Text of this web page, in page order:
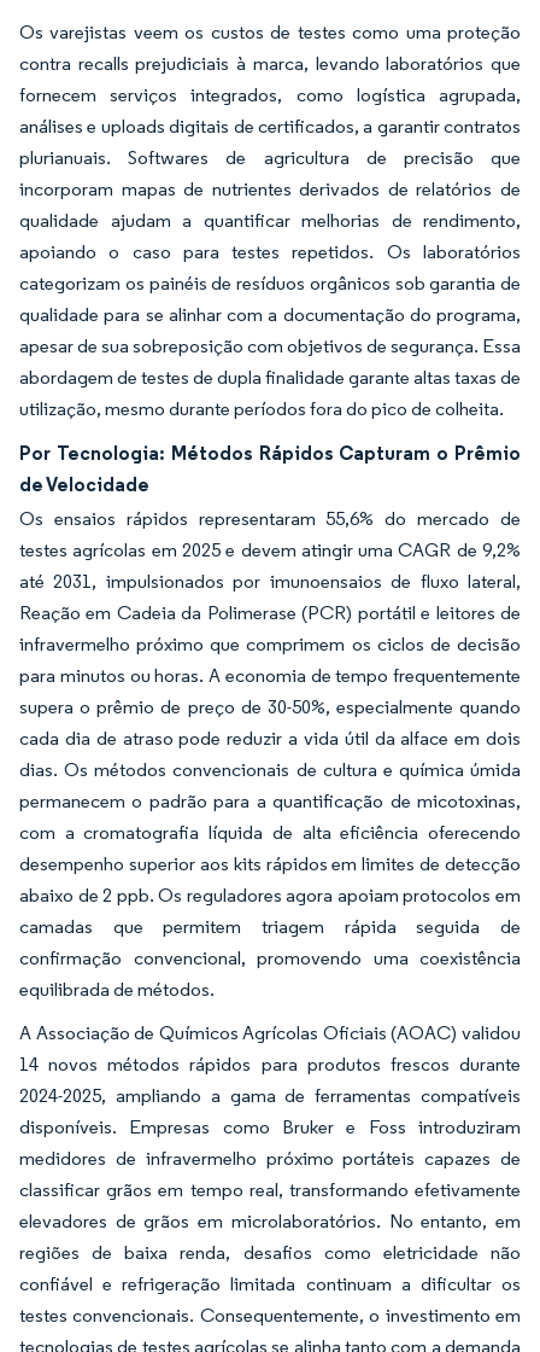
Os varejistas veem os custos de testes como uma proteção
contra recalls prejudiciais à marca, levando laboratórios que
fornecem serviços integrados, como logística agrupada,
análises e uploads digitais de certificados, a garantir contratos
plurianuais. Softwares de agricultura de precisão que
incorporam mapas de nutrientes derivados de relatórios de
qualidade ajudam a quantificar melhorias de rendimento,
apoiando o caso para testes repetidos. Os laboratórios
categorizam os painéis de resíduos orgânicos sob garantia de
qualidade para se alinhar com a documentação do programa,
apesar de sua sobreposição com objetivos de segurança. Essa
abordagem de testes de dupla finalidade garante altas taxas de
utilização, mesmo durante períodos fora do pico de colheita.
Por Tecnologia: Métodos Rápidos Capturam o Prêmio
de Velocidade
Os ensaios rápidos representaram 55,6% do mercado de
testes agrícolas em 2025 e devem atingir uma CAGR de 9,2%
até 2031, impulsionados por imunoensaios de fluxo lateral,
Reação em Cadeia da Polimerase (PCR) portátil e leitores de
infravermelho próximo que comprimem os ciclos de decisão
para minutos ou horas. A economia de tempo frequentemente
supera o prêmio de preço de 30-50%, especialmente quando
cada dia de atraso pode reduzir a vida útil da alface em dois
dias. Os métodos convencionais de cultura e química úmida
permanecem o padrão para a quantificação de micotoxinas,
com a cromatografia líquida de alta eficiência oferecendo
desempenho superior aos kits rápidos em limites de detecção
abaixo de 2 ppb. Os reguladores agora apoiam protocolos em
camadas que permitem triagem rápida seguida de
confirmação convencional, promovendo uma coexistência
equilibrada de métodos.
A Associação de Químicos Agrícolas Oficiais (AOAC) validou
14 novos métodos rápidos para produtos frescos durante
2024-2025, ampliando a gama de ferramentas compatíveis
disponíveis. Empresas como Bruker e Foss introduziram
medidores de infravermelho próximo portáteis capazes de
classificar grãos em tempo real, transformando efetivamente
elevadores de grãos em microlaboratórios. No entanto, em
regiões de baixa renda, desafios como eletricidade não
confiável e refrigeração limitada continuam a dificultar os
testes convencionais. Consequentemente, o investimento em
tecnologias de testes agrícolas se alinha tanto com a demanda